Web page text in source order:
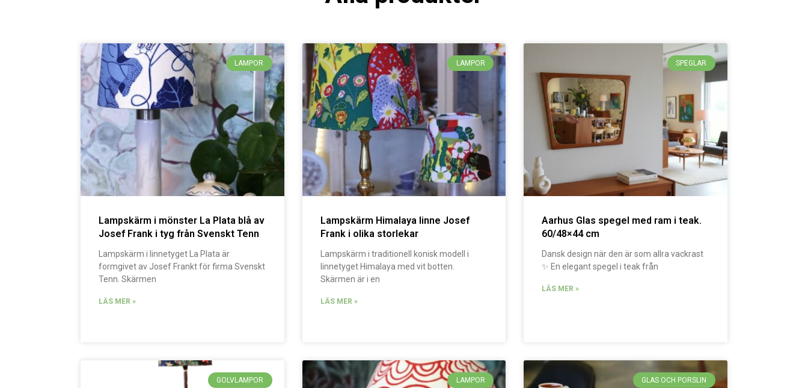
LAMPOR
Lampskärm i mönster La Plata blå av
Josef Frank i tyg från Svenskt Tenn
Lampskärm i linnetyget La Plata är
formgivet av Josef Frankt för firma Svenskt
Tenn. Skärmen
LÄS MER »
LAMPOR
Lampskärm Himalaya linne Josef
Frank i olika storlekar
Lampskärm i traditionell konisk modell i
linnetyget Himalaya med vit botten.
Skärmen är i en
LÄS MER »
SPEGLAR
Aarhus Glas spegel med ram i teak.
60/48×44 cm
Dansk design när den är som allra vackrast
✨ En elegant spegel i teak från
LÄS MER »
GOLVLAMPOR LAMPOR GLAS OCH PORSLIN